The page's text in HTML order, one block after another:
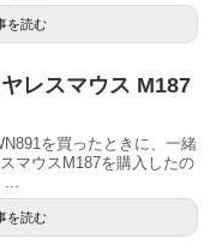
を読む
レスマウス M187
を買ったときに、一緒
マウスM187を購入したの
...
を読む